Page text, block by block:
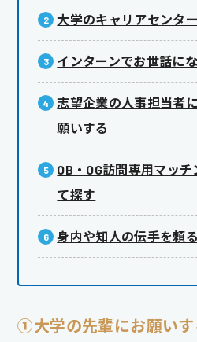
大学のキャリアセンタ
インターンでお世話に
志望企業の人事担当者
願いする
OB・OG訪問専用マッ
て探す
身内や知人の伝手を頼る
①大学の先輩にお願いす